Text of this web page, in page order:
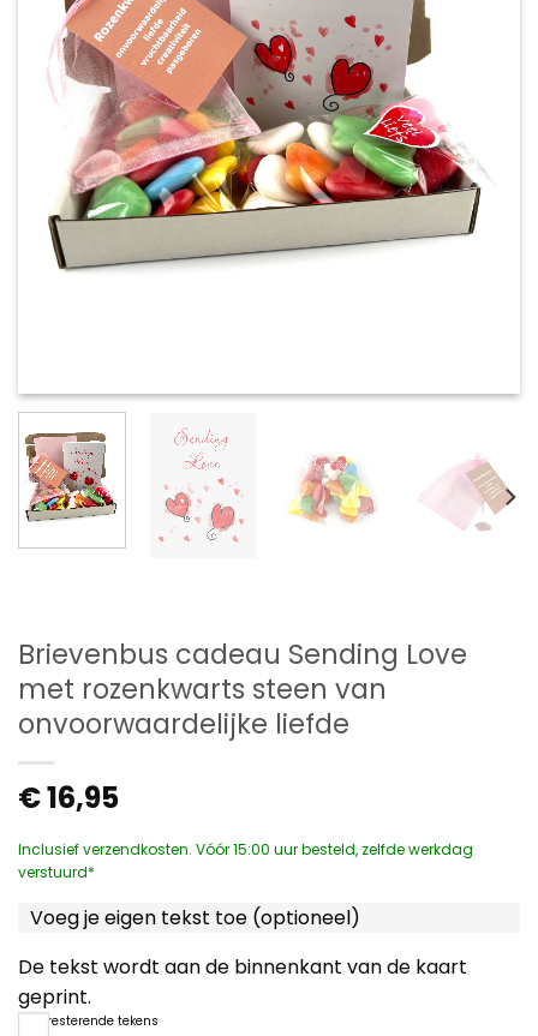
Brievenbus cadeau Sending Love
met rozenkwarts steen van
onvoorwaardelijke liefde
€16,95
Inclusief verzendkosten. Vóór 15:00 uur besteld, zelfde werkdag
verstuurd*
Voeg je eigen tekst toe (optioneel)
De tekst wordt aan de binnenkant van de kaart
geprint.
resterende tekens